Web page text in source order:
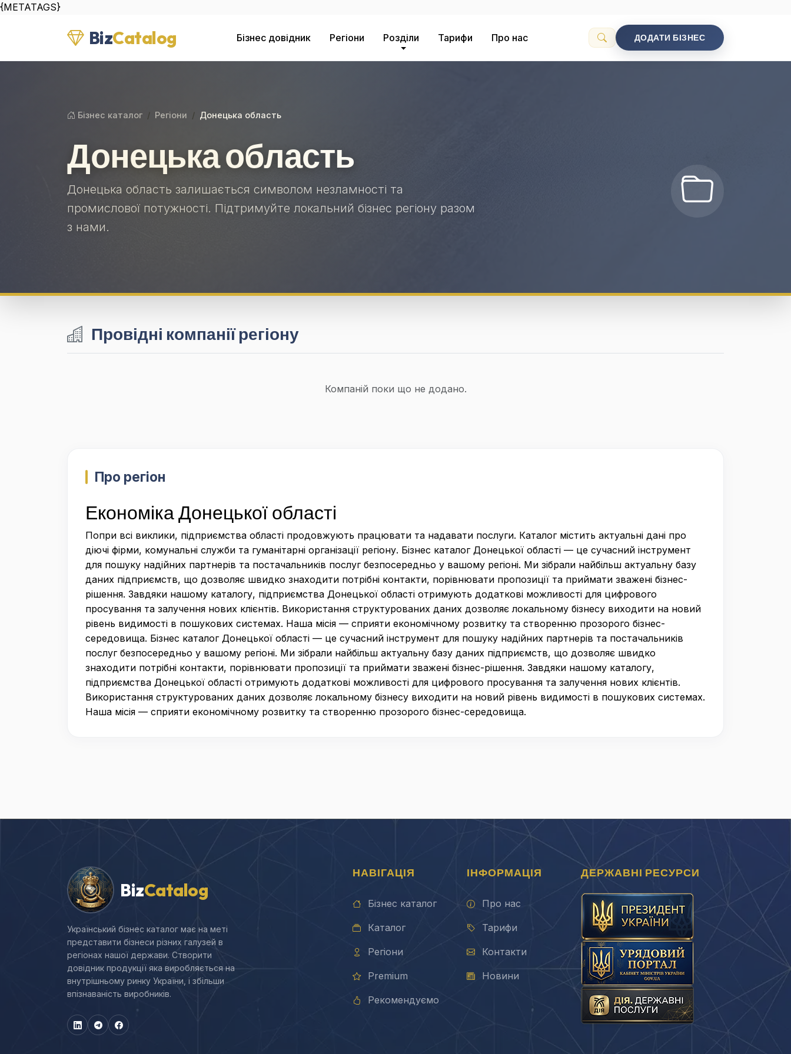
{METATAGS}
BizCatalog Бізнес довідник Регіони Розділи Тарифи Про нас ДОДАТИ БІЗНЕС
Бізнес каталог Регіони Донецька область
Донецька область
Донецька область залишається символом незламності та
промислової потужності. Підтримуйте локальний бізнес регіону разом
з нами.
Провідні компанії регіону
Компаній поки що не додано.
Про регіон
Економіка Донецької області
Попри всі виклики, підприємства області продовжують працювати та надавати послуги. Каталог містить актуальні дані про
діючі фірми, комунальні служби та гуманітарні організації регіону. Бізнес каталог Донецької області — це сучасний інструмент
для пошуку надійних партнерів та постачальників послуг безпосередньо у вашому регіоні. Ми зібрали найбільш актуальну базу
даних підприємств, що дозволяє швидко знаходити потрібні контакти, порівнювати пропозиції та приймати зважені бізнес-
рішення. Завдяки нашому каталогу, підприємства Донецької області отримують додаткові можливості для цифрового
просування та залучення нових клієнтів. Використання структурованих даних дозволяє локальному бізнесу виходити на новий
рівень видимості в пошукових системах. Наша місія — сприяти економічному розвитку та створенню прозорого бізнес-
середовища. Бізнес каталог Донецької області — це сучасний інструмент для пошуку надійних партнерів та постачальників
послуг безпосередньо у вашому регіоні. Ми зібрали найбільш актуальну базу даних підприємств, що дозволяє швидко
знаходити потрібні контакти, порівнювати пропозиції та приймати зважені бізнес-рішення. Завдяки нашому каталогу,
підприємства Донецької області отримують додаткові можливості для цифрового просування та залучення нових клієнтів.
Використання структурованих даних дозволяє локальному бізнесу виходити на новий рівень видимості в пошукових системах.
Наша місія — сприяти економічному розвитку та створенню прозорого бізнес-середовища.
BizCatalog
Український бізнес каталог має на меті
представити бізнеси різних галузей в
регіонах нашої держави. Створити
довідник продукції яка виробляється на
внутрішньому ринку України, і збільши
впізнаваність виробників.
НАВІГАЦІЯ
Бізнес каталог
Каталог
Регіони
Premium
Рекомендуємо
ІНФОРМАЦІЯ
Про нас
Тарифи
Контакти
Новини
ДЕРЖАВНІ РЕСУРСИ